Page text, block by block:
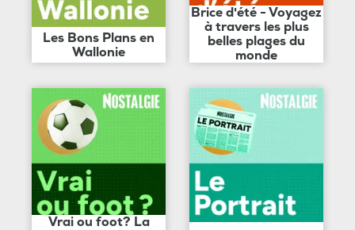
Les Bons Plans en
Wallonie
Brice d'été - Voyagez
à travers les plus
belles plages du
monde
Vrai ou foot? La